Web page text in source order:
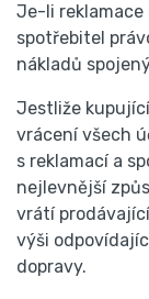
Je-li reklamace
spotřebitel
nákladů
Jestliže
vrácení všech
s reklamací a
nejlevnější
vrátí
výši
dopravy.